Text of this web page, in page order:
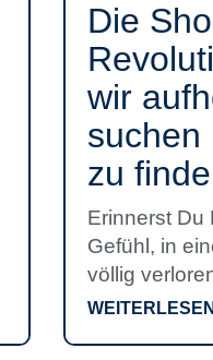
Die
wir
suchen
zu
Erinnerst Du
Gefühl, in
völlig
WEITERLESEN